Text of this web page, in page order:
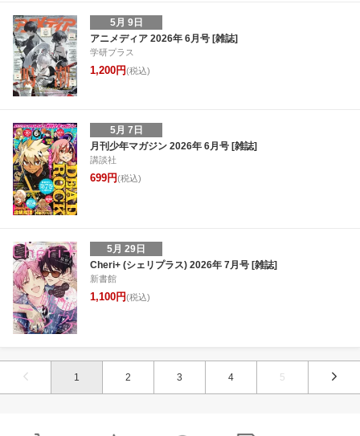
5月 9日
アニメディア 2026年 6月号 [雑誌]
学研プラス
1,200円(税込)
5月 7日
月刊少年マガジン 2026年 6月号 [雑誌]
講談社
699円(税込)
5月 29日
Cheri+ (シェリプラス) 2026年 7月号 [雑誌]
新書館
1,100円(税込)
1 2 3 4 5